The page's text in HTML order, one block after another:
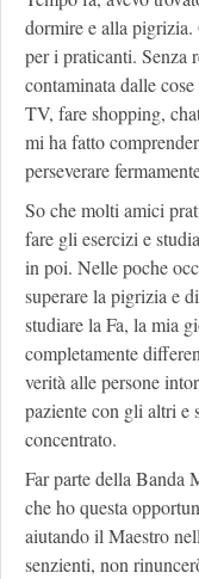
dormire e alla pigrizia.
per i praticanti. Senza
contaminata dalle
TV, fare shopping,
mi ha fatto
perseverare
So che molti amici
fare gli esercizi e
in poi. Nelle poche
superare la pigrizia e
studiare la Fa, la mia
completamente
verità alle persone
paziente con gli altri e
concentrato.
Far parte della Banda
che ho questa
aiutando il Maestro
senzienti, non